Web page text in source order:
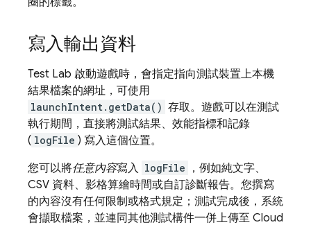
寫入輸出資料
Test Lab 啟動遊戲時，會指定指向測試裝置上本機
結果檔案的網址，可使用
launchIntent.getData() 存取。遊戲可以在測試
執行期間，直接將測試結果、效能指標和記錄
( logFile ) 寫入這個位置。
您可以將任意內容寫入 logFile
，例如純文字、
CSV 資料、影格算繪時間或自訂診斷報告。您撰寫
的內容沒有任何限制或格式規定；測試完成後，系統
會擷取檔案，並連同其他測試構件一併上傳至 Cloud